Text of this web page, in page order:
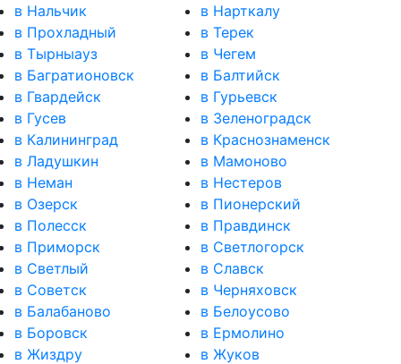
в Нальчик
в Нарткалу
в Прохладный
в Терек
в Тырныауз
в Чегем
в Багратионовск
в Балтийск
в Гвардейск
в Гурьевск
в Гусев
в Зеленоградск
в Калининград
в Краснознаменск
в Ладушкин
в Мамоново
в Неман
в Нестеров
в Озерск
в Пионерский
в Полесск
в Правдинск
в Приморск
в Светлогорск
в Светлый
в Славск
в Советск
в Черняховск
в Балабаново
в Белоусово
в Боровск
в Ермолино
в Жиздру
в Жуков